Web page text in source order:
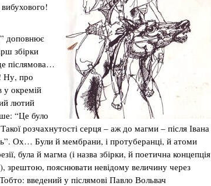
доповнює
збірки
післямова…
Ну, про
у окремій
лютий
“Це було
розчахнутості серця – аж до магми – після Івана
Ох… Були й мембрани, і протуберанці, й атоми
була й магма (і назва збірки, й поетична концепція
зрештою, пояснювати невідому величину через
введений у післямові Павло Вольвач